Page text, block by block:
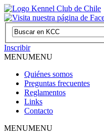
Inscribir
MENUMENU
Quiénes somos
Preguntas frecuentes
Reglamentos
Links
Contacto
MENUMENU